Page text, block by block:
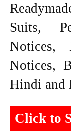
Suits,
Notices,
Notices,
Hindi and
Click to